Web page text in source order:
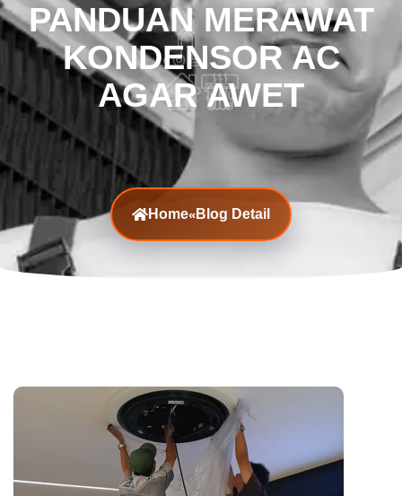
PANDUAN MERAWAT
KONDENSOR AC
AGAR AWET
Home«Blog Detail